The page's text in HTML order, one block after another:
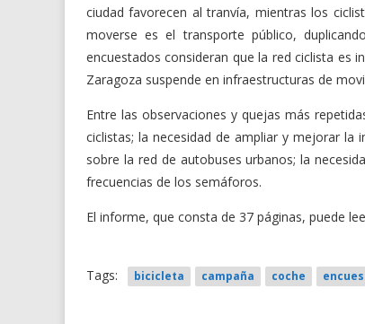
ciudad favorecen al tranvía, mientras los
moverse es el transporte público,
encuestados consideran que la red ciclista es
Zaragoza suspende en infraestructuras de
Entre las observaciones y quejas más
ciclistas; la necesidad de ampliar y mejorar la
sobre la red de autobuses urbanos; la
frecuencias de los semáforos.
El informe, que consta de 37 páginas, puede
Tags: bicicleta campaña coche